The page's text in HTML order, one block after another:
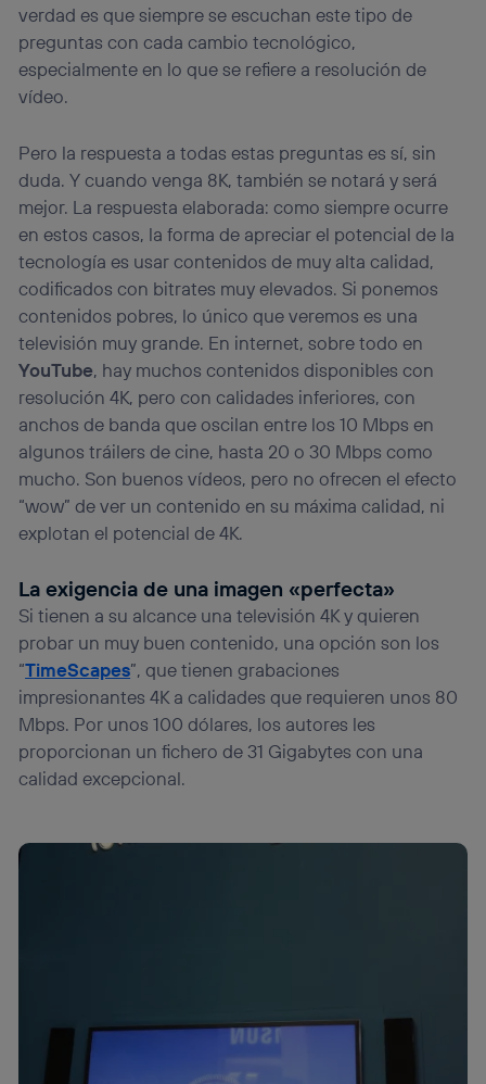
verdad es que siempre se escuchan este tipo de
preguntas con cada cambio tecnológico,
especialmente en lo que se refiere a resolución de
vídeo.
Pero la respuesta a todas estas preguntas es sí, sin
duda. Y cuando venga 8K, también se notará y será
mejor. La respuesta elaborada: como siempre ocurre
en estos casos, la forma de apreciar el potencial de la
tecnología es usar contenidos de muy alta calidad,
codificados con bitrates muy elevados. Si ponemos
contenidos pobres, lo único que veremos es una
televisión muy grande. En internet, sobre todo en
YouTube, hay muchos contenidos disponibles con
resolución 4K, pero con calidades inferiores, con
anchos de banda que oscilan entre los 10 Mbps en
algunos tráilers de cine, hasta 20 o 30 Mbps como
mucho. Son buenos vídeos, pero no ofrecen el efecto
“wow” de ver un contenido en su máxima calidad, ni
explotan el potencial de 4K.
La exigencia de una imagen «perfecta»
Si tienen a su alcance una televisión 4K y quieren
probar un muy buen contenido, una opción son los
“TimeScapes”, que tienen grabaciones
impresionantes 4K a calidades que requieren unos 80
Mbps. Por unos 100 dólares, los autores les
proporcionan un fichero de 31 Gigabytes con una
calidad excepcional.